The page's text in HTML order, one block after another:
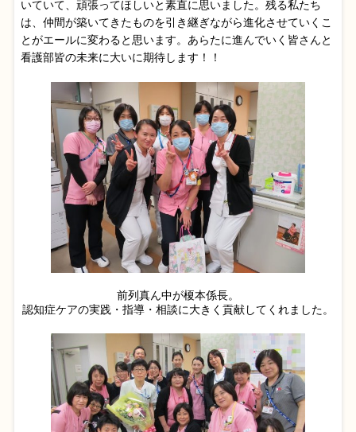
いていて、頑張ってほしいと素直に思いました。残る私たち
は、仲間が築いてきたものを引き継ぎながら進化させていくこ
とがエールに変わると思います。あらたに進んでいく皆さんと
看護部皆の未来に大いに期待します！！
前列真ん中が榎本係長。
認知症ケアの実践・指導・相談に大きく貢献してくれました。